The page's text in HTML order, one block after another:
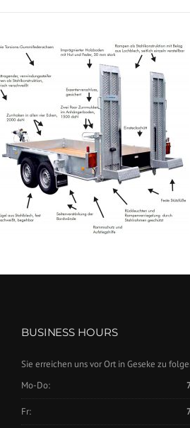
BUSINESS HOURS
Sie erreichen uns vor Ort in Geseke zu
Mo-Do:
Fr: